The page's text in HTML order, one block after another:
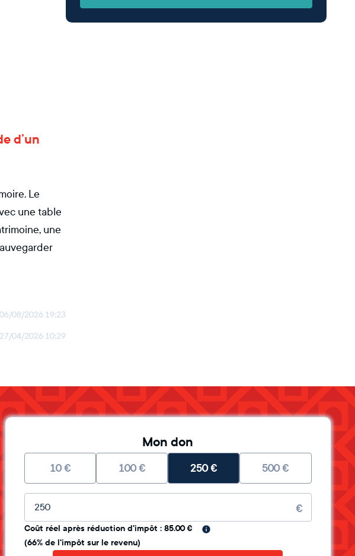
d’un
Le
une table
une
06/08/2026 19:23
27/04/2026 10:29
Mon don
10€ 100€ 250€ 500€
Montant libre €
Coût réel après réduction d'impôt : 85.00 €
(66% de l'impôt sur le revenu)